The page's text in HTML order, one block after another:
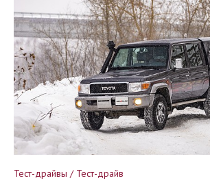
Тест-драйвы / Тест-драйв